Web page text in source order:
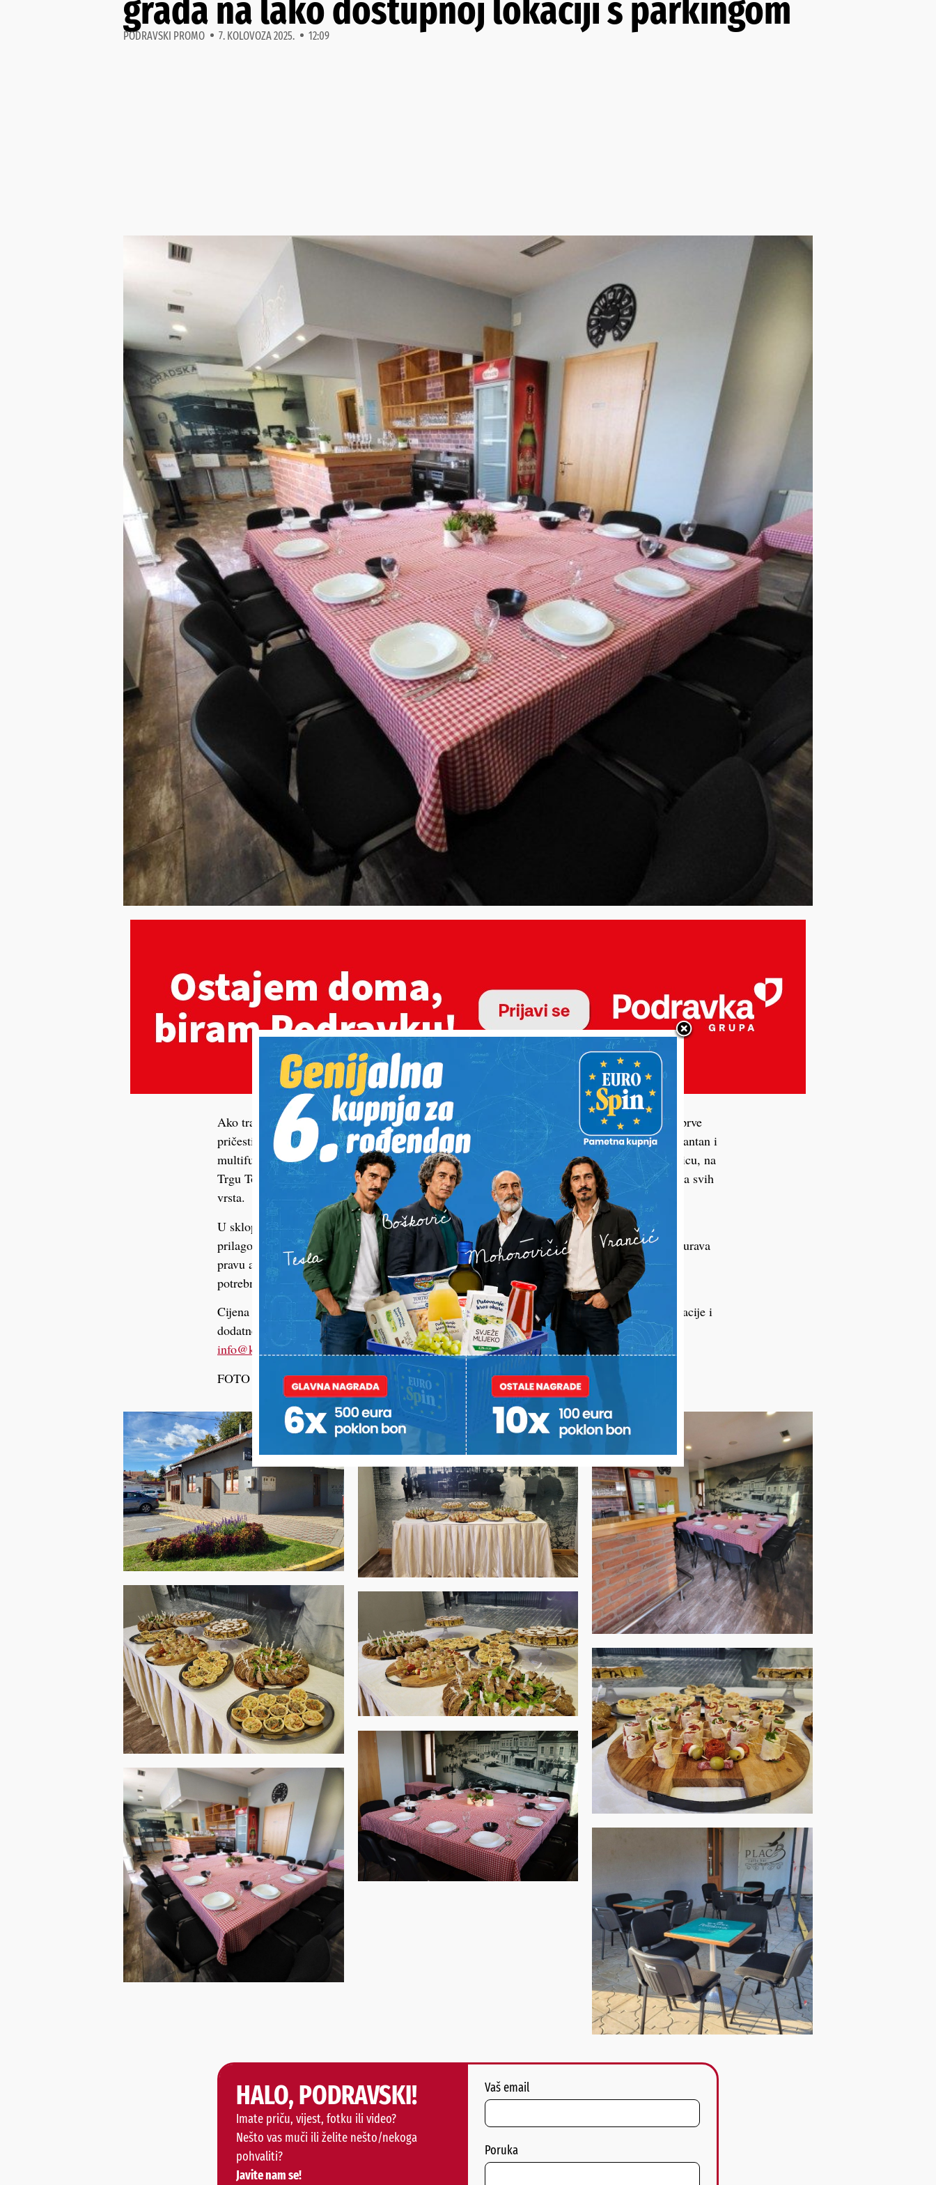
grada na lako dostupnoj lokaciji s parkingom
PODRAVSKI PROMO 7. KOLOVOZA 2025. 12:09
Ako tražite idealno mjesto za proslavu rođendana, djevojačke ili momačke večeri, krštenja, prve
pričesti, krizme, poslovne radionice ili neki drugi događaj, Komunalac Koprivnica nudi elegantan i
multifunkcionalan prostor za do 20 osoba, smješten u samom centru grada, uz Gradsku tržnicu, na
Trgu Tomislava Bardeka. Prostor je prikladan za organizaciju privatnih i poslovnih događanja svih
vrsta.
U sklopu najma dostupne su i dodatne usluge, poput cateringa s raznovrsnim jelovnicima
prilagođenima vrsti događanja i željama korisnika te profesionalne dekoracije stola koja osigurava
pravu atmosferu. Lokacija je lako dostupna, s osiguranim parkingom i svim pogodnostima
potrebnim za bezbrižnu organizaciju.
Cijena dnevnog najma iznosi 170 eura, a u cijenu je uključeno i čišćenje prostora. Za rezervacije i
dodatne informacije dostupni su brojevi 048/621-392 i 098/410 339 te e-mail adresarh.ck-
calanumok
@ofni
.
FOTO GKP Komunalac
HALO, PODRAVSKI!
Imate priču, vijest, fotku ili video?
Nešto vas muči ili želite nešto/nekoga
pohvaliti?
Javite nam se!
Vaš email
Poruka